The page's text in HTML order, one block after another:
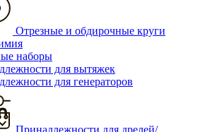
Отрезные и обдирочные круги
наборы
для вытяжек
для генераторов
Принадлежности для дрелей/